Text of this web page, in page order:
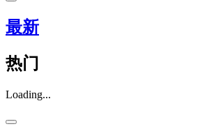
最新
热门
Loading...